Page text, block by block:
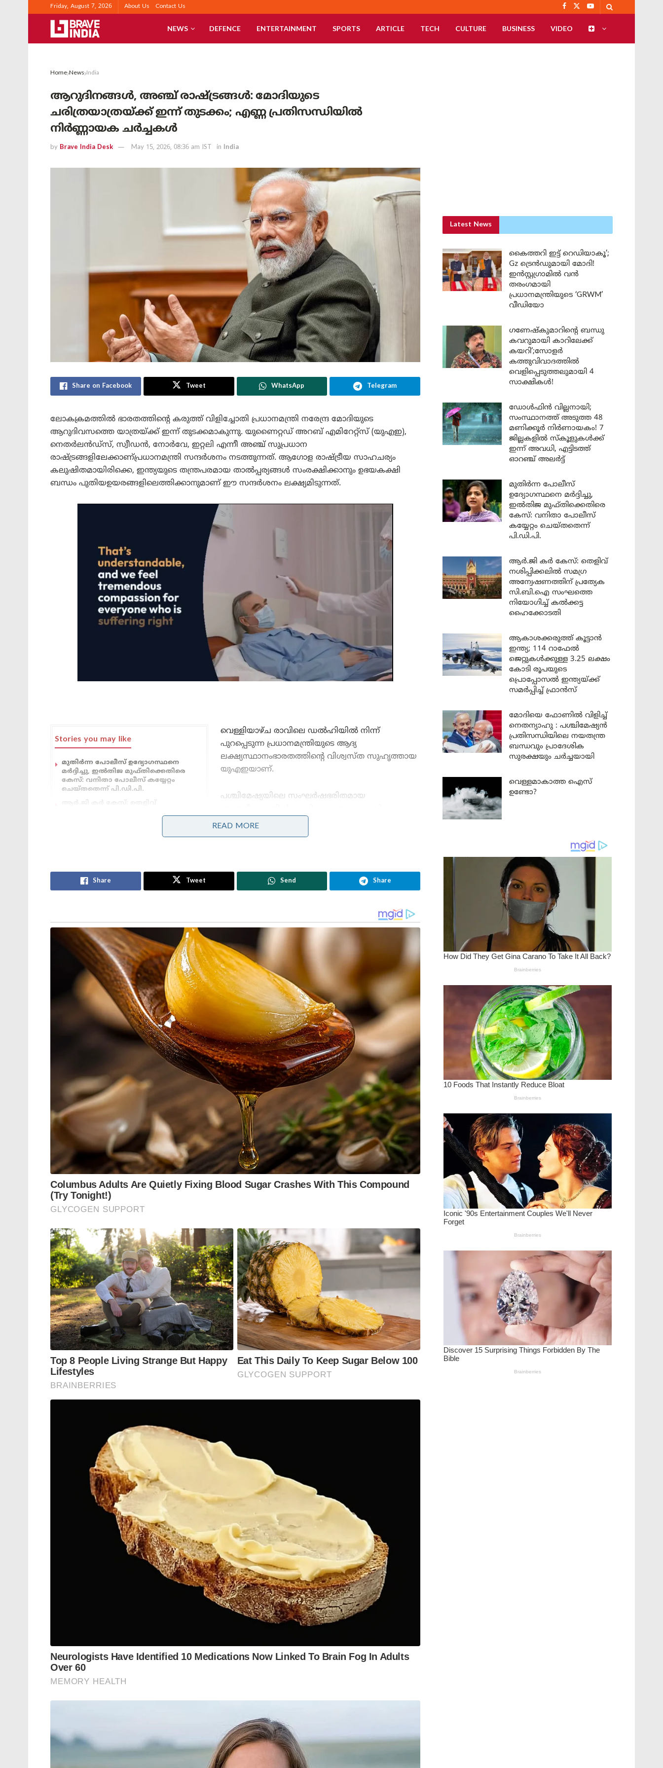
Friday, August 7, 2026 About Us Contact Us
NEWS DEFENCE ENTERTAINMENT SPORTS ARTICLE TECH CULTURE BUSINESS VIDEO
Home News India
ആറുദിനങ്ങൾ, അഞ്ച് രാഷ്ട്രങ്ങൾ: മോദിയുടെ
ചരിത്രയാത്രയ്ക്ക് ഇന്ന് തുടക്കം; എണ്ണ പ്രതിസന്ധിയിൽ
നിർണ്ണായക ചർച്ചകൾ
by Brave India Desk May 15, 2026, 08:36 am IST in India
Share on Facebook Tweet WhatsApp Telegram
ലോകക്രമത്തിൽ ഭാരതത്തിന്റെ കരുത്ത് വിളിച്ചോതി പ്രധാനമന്ത്രി നരേന്ദ്ര മോദിയുടെ
ആറുദിവസത്തെ യാത്രയ്ക്ക് ഇന്ന് തുടക്കമാകുന്നു. യുണൈറ്റഡ് അറബ് എമിറേറ്റ്സ് (യുഎഇ),
നെതർലൻഡ്‌സ്, സ്വീഡൻ, നോർവേ, ഇറ്റലി എന്നീ അഞ്ച് സുപ്രധാന
രാഷ്ട്രങ്ങളിലേക്കാണ്പ്രധാനമന്ത്രി സന്ദർശനം നടത്തുന്നത്. ആഗോള രാഷ്ട്രീയ സാഹചര്യം
കലുഷിതമായിരിക്കെ, ഇന്ത്യയുടെ തന്ത്രപരമായ താൽപ്പര്യങ്ങൾ സംരക്ഷിക്കാനും ഉഭയകക്ഷി
ബന്ധം പുതിയഉയരങ്ങളിലെത്തിക്കാനുമാണ് ഈ സന്ദർശനം ലക്ഷ്യമിടുന്നത്.
Stories you may like
മുതിർന്ന പോലീസ് ഉദ്യോഗസ്ഥനെ
മർദ്ദിച്ചു, ഇൽതിജ മുഫ്തിക്കെതിരെ
കേസ്: വനിതാ പോലീസ് കയ്യേറ്റം
ചെയ്തതെന്ന് പി.ഡി.പി.
വെള്ളിയാഴ്ച രാവിലെ ഡൽഹിയിൽ നിന്ന്
പുറപ്പെടുന്ന പ്രധാനമന്ത്രിയുടെ ആദ്യ
ലക്ഷ്യസ്ഥാനംഭാരതത്തിന്റെ വിശ്വസ്ത സുഹൃത്തായ
യുഎഇയാണ്.
പശ്ചിമേഷ്യയിലെ സംഘർഷഭരിതമായ
സന്ദർശനംഅതീവ പ്രാധാന്യത്തോടെയാണ് ലോകം
വീക്ഷിക്കുന്നത്. യുഎഇ പ്രസിഡന്റ് ഷെയ്ഖ് മുഹമ്മദ്
എണ്ണവിലവർദ്ധനവും ഊർജ്ജ പ്രതിസന്ധിയും ചർച്ചകളിൽ പ്രധാന വിഷയമാകും. ഭാരതത്തിന്റെ
ഊർജ്ജസുരക്ഷ ഉറപ്പാക്കുന്നതിനൊപ്പം ഇന്ത്യാ-യുഎഇ സമഗ്ര തന്ത്രപരമായ പങ്കാളിത്തം
സഹായിക്കും. 45 ലക്ഷത്തോളം വരുന്ന പ്രവാസി ഭാരതീയരുടെ ക്ഷേമവും സന്ദർശനത്തിൽ
ചർച്ചയാകും.
യുഎഇക്ക് ശേഷം മെയ് 15 മുതൽ 17 വരെ നെതർലൻഡ്‌സിലാണ് പ്രധാനമന്ത്രിയുടെ സന്ദർശനം.
ഡച്ച് പ്രധാനമന്ത്രി റോബ് ജെറ്റന്റെ ക്ഷണപ്രകാരം നടത്തുന്ന ഈ സന്ദർശനത്തിൽ
വിൻഹെംഅലക്സാണ്ടർ രാജാവുമായും മാക്സിമ രാജ്ഞിയുമായും മോദി കൂടിക്കാഴ്ച നടത്തും.
തുടർന്ന്മെയ് 17-18 തീയതികളിൽ സ്വീഡനിലും 18-19 തീയതികളിൽ നോർവേയിലുമായി
നോർഡിക്രാജ്യങ്ങളുമായുള്ള ബന്ധം സുദൃഢമാക്കും.
മെയ് 19-ന് ഇറ്റലിയിലെത്തുന്ന മോദി അവിടെ ഉന്നതതല ചർച്ചകൾ പൂർത്തിയാക്കി 20-ന് മടങ്ങും.
ലോകരാജ്യങ്ങൾക്കിടയിൽ ഭാരതത്തിന്റെ സ്വാധീനം ഉറപ്പിക്കുന്ന ഈ യാത്ര, മോദി
സർക്കാരിന്റെകരുത്തുറ്റ വിദേശനയത്തിന്റെ വിജയമായിട്ടാണ് വിലയിരുത്തപ്പെടുന്നത്.
ആഗോളപ്രതിസന്ധികൾക്കിടയിലും രാജ്യത്തിന്റെ സാമ്പത്തിക ഭദ്രതയും അന്താരാഷ്ട്ര പദവിയും
ഉയർത്താൻഈ സന്ദർശനം വഴിതെളിക്കുമെന്ന് ഉറപ്പാണ്.
Tags: pm modi modi TRIP
READ MORE
Share Tweet Send Share
Latest News
കൈത്തറി ഇട്ട് റെഡിയാകൂ’;
Gz ട്രെൻഡുമായി മോദി!
ഇൻസ്റ്റഗ്രാമിൽ വൻ
തരംഗമായി
പ്രധാനമന്ത്രിയുടെ ‘GRWM’
വീഡിയോ
ഗണേഷ്കുമാറിന്റെ ബന്ധു
കവറുമായി കാറിലേക്ക്
കയറി’;സോളർ
കത്തുവിവാദത്തിൽ
വെളിപ്പെടുത്തലുമായി 4
സാക്ഷികൾ!
ഡോൾഫിൻ വില്ലനായി;
സംസ്ഥാനത്ത് അടുത്ത 48
മണിക്കൂർ നിർണായകം! 7
ജില്ലകളിൽ സ്കൂളുകൾക്ക്
ഇന്ന് അവധി, എട്ടിടത്ത്
ഓറഞ്ച് അലർട്ട്
മുതിർന്ന പോലീസ്
ഉദ്യോഗസ്ഥനെ മർദ്ദിച്ചു,
ഇൽതിജ മുഫ്തിക്കെതിരെ
കേസ്: വനിതാ പോലീസ്
കയ്യേറ്റം ചെയ്തതെന്ന്
പി.ഡി.പി.
ആർ.ജി കർ കേസ്: തെളിവ്
നശിപ്പിക്കലിൽ സമഗ്ര
അന്വേഷണത്തിന് പ്രത്യേക
സി.ബി.ഐ സംഘത്തെ
നിയോഗിച്ച് കൽക്കട്ട
ഹൈക്കോടതി
ആകാശക്കരുത്ത് കൂട്ടാൻ
ഇന്ത്യ; 114 റാഫേൽ
ജെറ്റുകൾക്കുള്ള 3.25 ലക്ഷം
കോടി രൂപയുടെ
പ്രൊപ്പോസൽ ഇന്ത്യയ്ക്ക്
സമർപ്പിച്ച് ഫ്രാൻസ്
മോദിയെ ഫോണിൽ വിളിച്ച്
നെതന്യാഹു : പശ്ചിമേഷ്യൻ
പ്രതിസന്ധിയിലെ നയതന്ത്ര
ബന്ധവും പ്രാദേശിക
സുരക്ഷയും ചർച്ചയായി
വെള്ളമാകാത്ത ഐസ്
ഉണ്ടോ?